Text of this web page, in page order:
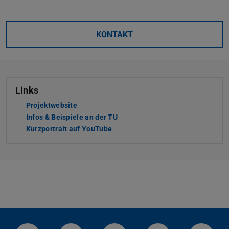
KONTAKT
Links
Projektwebsite
Infos & Beispiele an der TU
Kurzportrait auf YouTube